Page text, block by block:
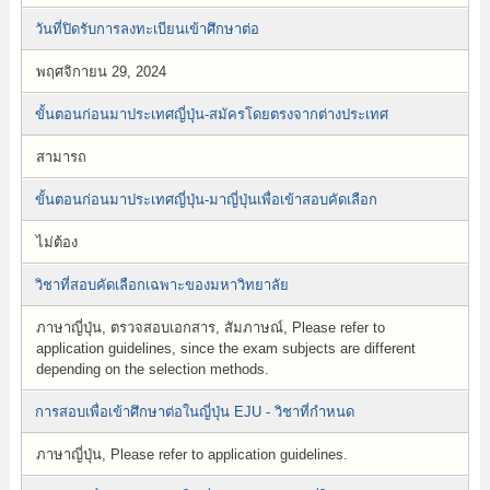
วันที่ปิดรับการลงทะเบียนเข้าศึกษาต่อ
พฤศจิกายน 29, 2024
ขั้นตอนก่อนมาประเทศญี่ปุ่น-สมัครโดยตรงจากต่างประเทศ
สามารถ
ขั้นตอนก่อนมาประเทศญี่ปุ่น-มาญี่ปุ่นเพื่อเข้าสอบคัดเลือก
ไม่ต้อง
วิชาที่สอบคัดเลือกเฉพาะของมหาวิทยาลัย
ภาษาญี่ปุ่น, ตรวจสอบเอกสาร, สัมภาษณ์, Please refer to
application guidelines, since the exam subjects are different
depending on the selection methods.
การสอบเพื่อเข้าศึกษาต่อในญี่ปุ่น EJU - วิชาที่กำหนด
ภาษาญี่ปุ่น, Please refer to application guidelines.